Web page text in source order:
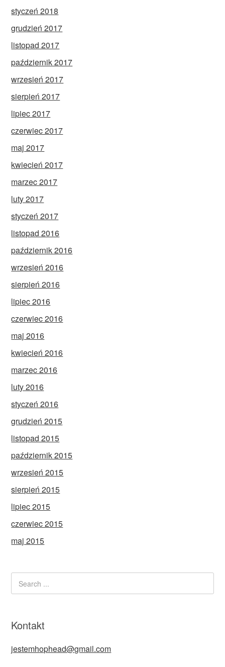
styczeń 2018
grudzień 2017
listopad 2017
październik 2017
wrzesień 2017
sierpień 2017
lipiec 2017
czerwiec 2017
maj 2017
kwiecień 2017
marzec 2017
luty 2017
styczeń 2017
listopad 2016
październik 2016
wrzesień 2016
sierpień 2016
lipiec 2016
czerwiec 2016
maj 2016
kwiecień 2016
marzec 2016
luty 2016
styczeń 2016
grudzień 2015
listopad 2015
październik 2015
wrzesień 2015
sierpień 2015
lipiec 2015
czerwiec 2015
maj 2015
Kontakt
jestemhophead@gmail.com